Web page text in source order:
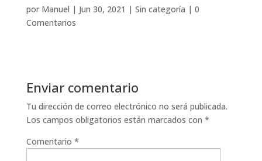
por Manuel | Jun 30, 2021 | Sin categoría | 0
Comentarios
Enviar comentario
Tu dirección de correo electrónico no será publicada.
Los campos obligatorios están marcados con *
Comentario *